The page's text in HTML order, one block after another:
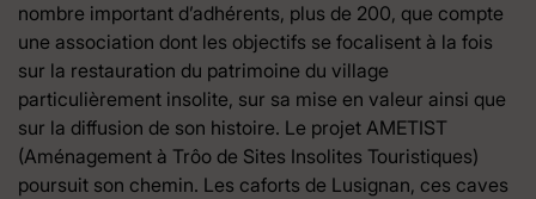
nombre important d’adhérents, plus de 200, que compte
une association dont les objectifs se focalisent à la fois
sur la restauration du patrimoine du village
particulièrement insolite, sur sa mise en valeur ainsi que
sur la diffusion de son histoire. Le projet AMETIST
(Aménagement à Trôo de Sites Insolites Touristiques)
poursuit son chemin. Les caforts de Lusignan, ces caves